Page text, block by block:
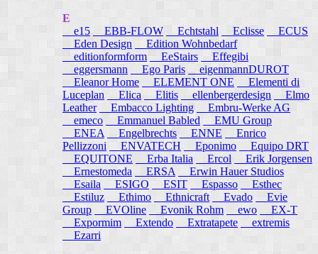
E
e15 EBB-FLOW Echtstahl Eclisse
ECUS
Eden Design
Edition Wohnbedarf
editionformform
EeStairs
Effegibi
eggersmann
Ego Paris
eigenmannDUROT
Eleanor Home
ELEMENT ONE
Elementi di
Luceplan
Elica Elitis ellenbergerdesign
Elmo
Leather
Embacco Lighting
Embru-Werke AG
emeco
Emmanuel Babled
EMU Group
ENEA
Engelbrechts ENNE
Enrico
Pellizzoni ENVATECH Eponimo
Equipo DRT
EQUITONE
Erba Italia Ercol
Erik Jorgensen
Ernestomeda
ERSA
Erwin Hauer Studios
Esaila
ESIGO ESIT Espasso
Esthec
Estiluz
Ethimo Ethnicraft Evado
Evie
Group
EVOline Evonik Rohm ewo
EX-T
Expormim
Extendo Extratapete
extremis
Ezarri